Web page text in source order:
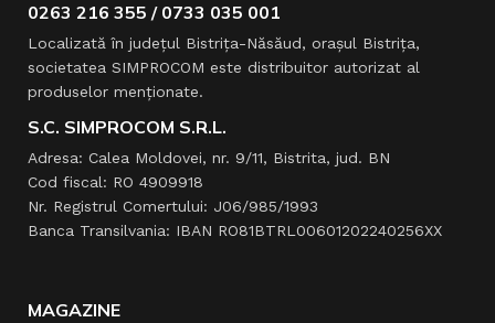
0263 216 355 / 0733 035 001
Localizată în judeţul Bistriţa-Năsăud, oraşul Bistriţa,
societatea SIMPROCOM este distribuitor autorizat al
produselor menţionate.
S.C. SIMPROCOM S.R.L.
Adresa: Calea Moldovei, nr. 9/11, Bistrita, jud. BN
Cod fiscal: RO 4909918
Nr. Registrul Comertului: J06/985/1993
Banca Transilvania: IBAN RO81BTRL00601202240256XX
MAGAZINE